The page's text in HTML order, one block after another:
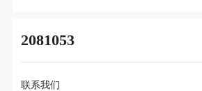
2081053
联系我们